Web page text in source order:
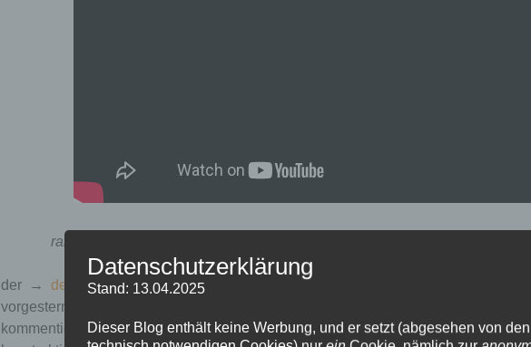
rainald becker, best of-kommentare, wie sie gerade durch die sozialen
der → designierte ARD-chefredakteur rainald becker
(vormals WDR und
vorgestern auf youtube geposteten zusammenschnitt seiner kommentare seit
kommentierte er, deutschland solle sich ein vorbild an der NSA nehmen und
Datenschutzerklärung
Stand: 13.04.2025
Dieser Blog enthält keine Werbung, und er setzt (abgesehen von den